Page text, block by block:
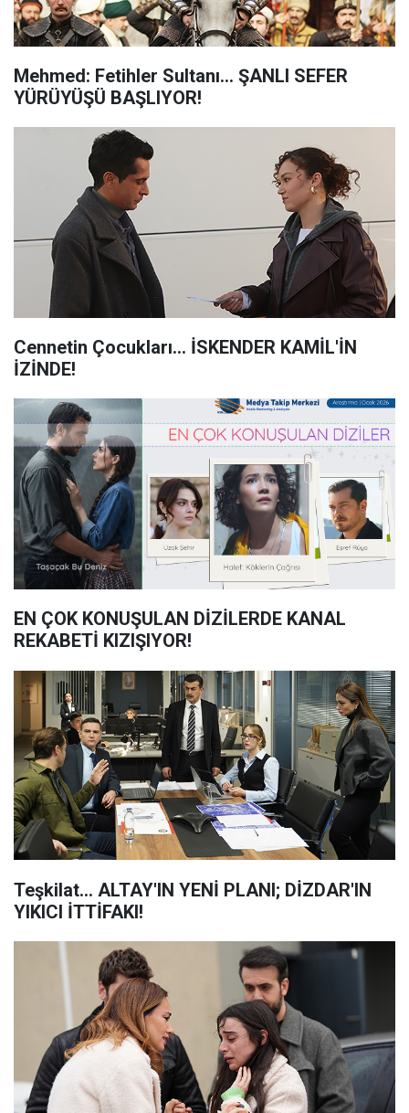
Mehmed: Fetihler Sultanı... ŞANLI SEFER
YÜRÜYÜŞÜ BAŞLIYOR!
Cennetin Çocukları... İSKENDER KAMİL'İN
İZİNDE!
EN ÇOK KONUŞULAN DİZİLERDE KANAL
REKABETİ KIZIŞIYOR!
Teşkilat... ALTAY'IN YENİ PLANI; DİZDAR'IN
YIKICI İTTİFAKI!